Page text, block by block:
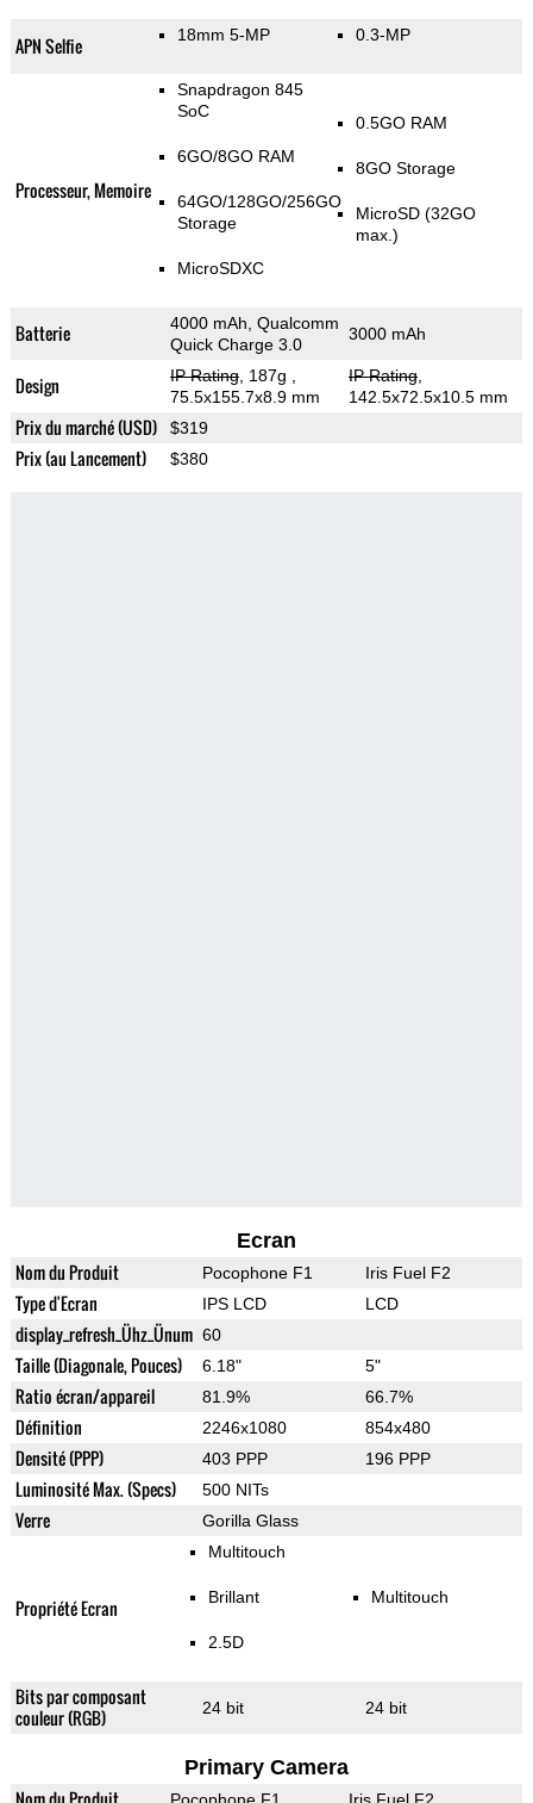
APN Selfie 18mm 5-MP 0.3-MP
Processeur, Memoire
Snapdragon 845
SoC
6GO/8GO RAM
64GO/128GO/256GO
Storage
MicroSDXC
0.5GO RAM
8GO Storage
MicroSD (32GO
max.)
Batterie
4000 mAh, Qualcomm
Quick Charge 3.0
3000 mAh
Design IP Rating, 187g
75.5x155.7x8.9 mm
IP Rating,
142.5x72.5x10.5 mm
Prix du marché (USD) $319
Prix (au Lancement) $380
Ecran
Nom du Produit Pocophone F1 Iris Fuel F2
Type d'Ecran IPS LCD LCD
display_refresh_Ühz_Ünum 60
Taille (Diagonale, Pouces) 6.18" 5"
Ratio écran/appareil 81.9% 66.7%
Définition 2246x1080 854x480
Densité (PPP) 403 PPP 196 PPP
Luminosité Max. (Specs) 500 NITs
Verre Gorilla Glass
Propriété Ecran
Multitouch
Brillant
2.5D
Multitouch
Bits par composant
couleur (RGB)
24 bit 24 bit
Primary Camera